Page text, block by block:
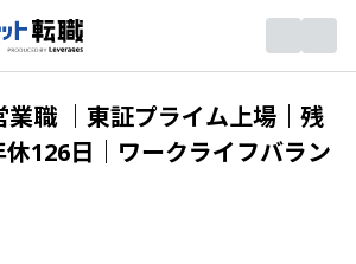
業職 ｜東証プライム上場｜残
126日｜ワークライフバラン